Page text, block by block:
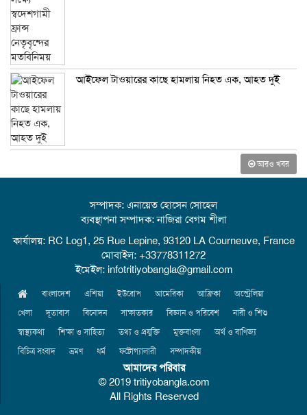
আইফেল টাওয়ারের কাছে হামলায় নিহত এক, আহত দুই
আরও খবর
সম্পাদক: এনায়েত হোসেন সোহেল
ব্যবস্থাপনা সম্পাদক: নাজিরা বেগম শীলা
কার্যালয়: RC Log1, 25 Rue Lepine, 93120 LA Courneuve, France
মোবাইল: +33778311272
ইমেইল: infotritiyobangla@gmail.com
বাংলাদেশ এশিয়া ইউরোপ আমেরিকা আফ্রিকা
অস্ট্রেলিয়া
খেলা
দূতাবাস বিনোদন সাক্ষাতকার বিজ্ঞান ও পরিবেশ
নারী ও শিশু
স্বাস্থ্যকথা
শিক্ষা ও সাহিত্য তথ্য ও প্রযুক্তি মুক্তবাংলা
অর্থ ও বাণিজ্য
বিচিত্র সংবাদ
ভ্রমণ ধর্ম ফটোগ্যালারী সম্পাদকীয়
আমাদের পরিবার
© 2019 tritiyobangla.com
All Rights Reserved